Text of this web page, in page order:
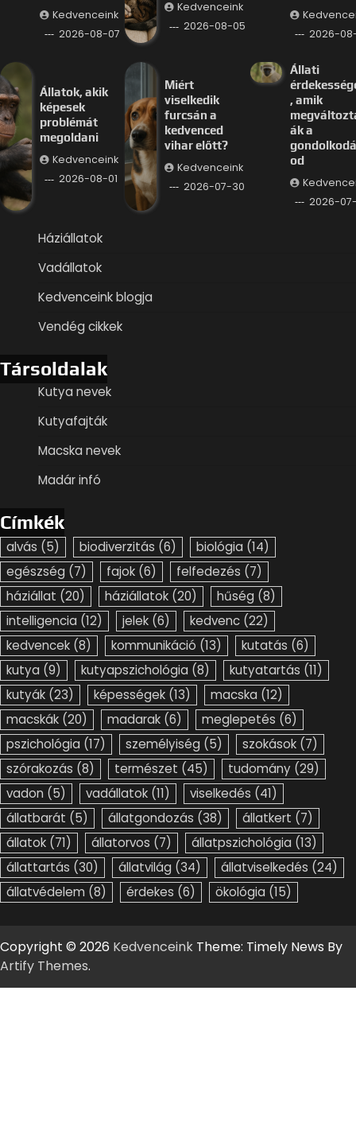
Kedvenceink
2026-08-07
Kedvenceink
2026-08-05
2026-
Állatok, akik
képesek
problémát
megoldani
Kedvenceink
2026-08-01
Miért
viselkedik
furcsán a
kedvenced
vihar előtt?
Kedvenceink
2026-07-30
Állati
, amik
ák a
od
2026-
Háziállatok
Vadállatok
Kedvenceink blogja
Vendég cikkek
Társoldalak
Kutya nevek
Kutyafajták
Macska nevek
Madár infó
Címkék
alvás (5) biodiverzitás (6) biológia (14)
egészség (7) fajok (6) felfedezés (7)
háziállat (20) háziállatok (20) hűség (8)
intelligencia (12) jelek (6) kedvenc (22)
kedvencek (8) kommunikáció (13) kutatás (6)
kutya (9) kutyapszichológia (8) kutyatartás (11)
kutyák (23) képességek (13) macska (12)
macskák (20) madarak (6) meglepetés (6)
pszichológia (17) személyiség (5) szokások (7)
szórakozás (8) természet (45) tudomány (29)
vadon (5) vadállatok (11) viselkedés (41)
állatbarát (5) állatgondozás (38) állatkert (7)
állatok (71) állatorvos (7) állatpszichológia (13)
állattartás (30) állatvilág (34) állatviselkedés (24)
állatvédelem (8) érdekes (6) ökológia (15)
Copyright © 2026 Kedvenceink Theme: Timely News By
Artify Themes.